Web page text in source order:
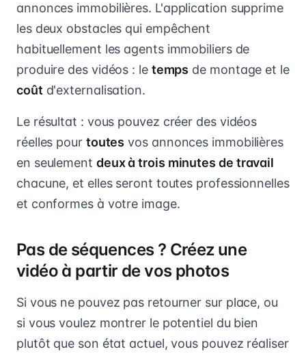
annonces immobilières. L'application supprime
les deux obstacles qui empêchent
habituellement les agents immobiliers de
produire des vidéos : le temps de montage et le
coût d'externalisation.
Le résultat : vous pouvez créer des vidéos
réelles pour toutes vos annonces immobilières
en seulement deux à trois minutes de travail
chacune, et elles seront toutes professionnelles
et conformes à votre image.
Pas de séquences ? Créez une
vidéo à partir de vos photos
Si vous ne pouvez pas retourner sur place, ou
si vous voulez montrer le potentiel du bien
plutôt que son état actuel, vous pouvez réaliser